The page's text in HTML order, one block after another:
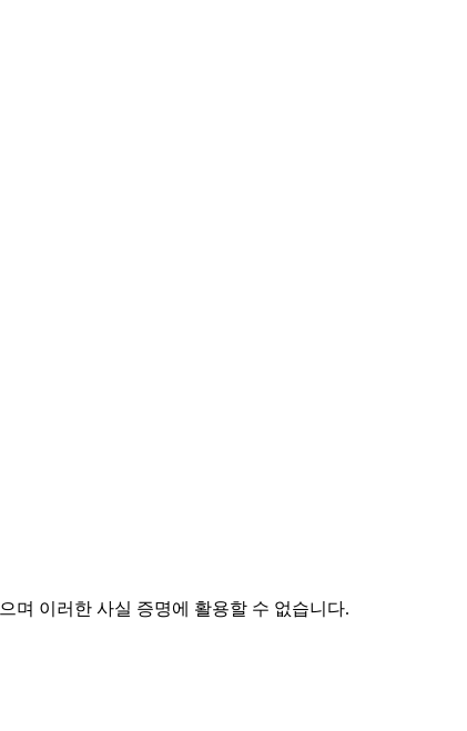
며 이러한 사실 증명에 활용할 수 없습니다.